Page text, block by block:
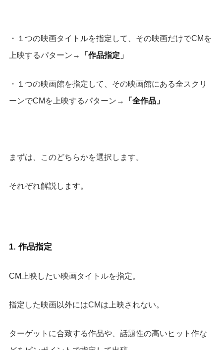
・１つの映画タイトルを指定して、その映画だけでCMを
上映するパターン→
「作品指定」
・１つの映画館を指定して、その映画館にある全スクリ
ーンでCMを上映するパターン→
「全作品」
まずは、このどちらかを選択します。
それぞれ解説します。
1. 作品指定
CM上映したい映画タイトルを指定。
指定した映画以外にはCMは上映されない。
ターゲットに合致する作品や、話題性の高いヒット作な